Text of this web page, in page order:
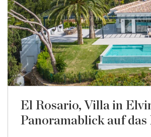
El Rosario, Villa in
Panoramablick auf das